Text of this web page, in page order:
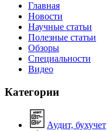
Главная
Новости
Научные статьи
Полезные статьи
Обзоры
Специальности
Видео
Категории
Аудит, бухучет